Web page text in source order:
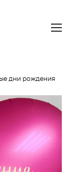
дни рождения